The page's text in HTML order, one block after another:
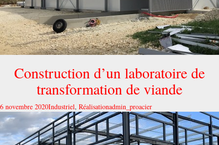
Construction d’un laboratoire de
transformation de viande
6 novembre 2020Industriel, Réalisationadmin_proacier